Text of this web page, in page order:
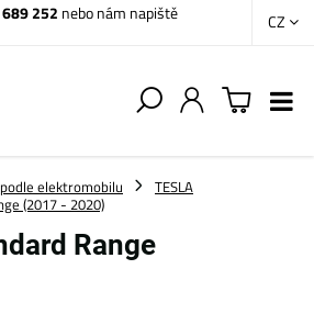
252 nebo nám napiště
CZ
elektromobilu
TESLA
(2017 - 2020)
Range